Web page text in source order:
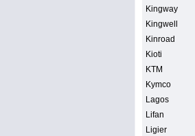
Kingway
Kingwell
Kinroad
Kioti
KTM
Kymco
Lagos
Lifan
Ligier